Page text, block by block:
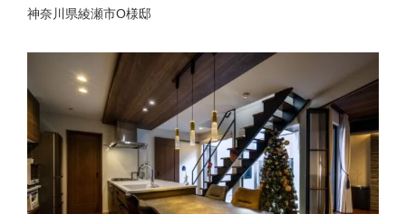
神奈川県綾瀬市O様邸